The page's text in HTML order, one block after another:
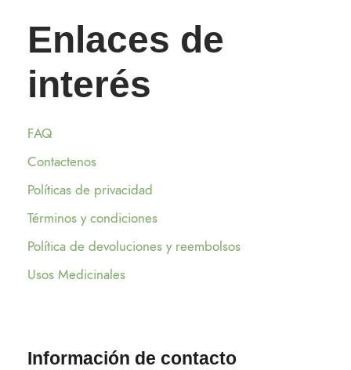
Enlaces de
interés
FAQ
Contactenos
Políticas de privacidad
Términos y condiciones
Política de devoluciones y reembolsos
Usos Medicinales
Información de contacto